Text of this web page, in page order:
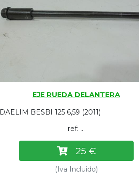
EJE RUEDA DELANTERA
DAELIM BESBI 125 6,59 (2011)
ref: ...
25 €
(Iva Incluido)